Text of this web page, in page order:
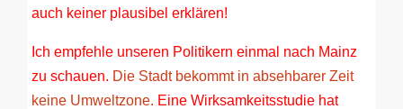
auch keiner plausibel erklären!
Ich empfehle unseren Politikern einmal nach Mainz
zu schauen. Die Stadt bekommt in absehbarer Zeit
keine Umweltzone. Eine Wirksamkeitsstudie hat